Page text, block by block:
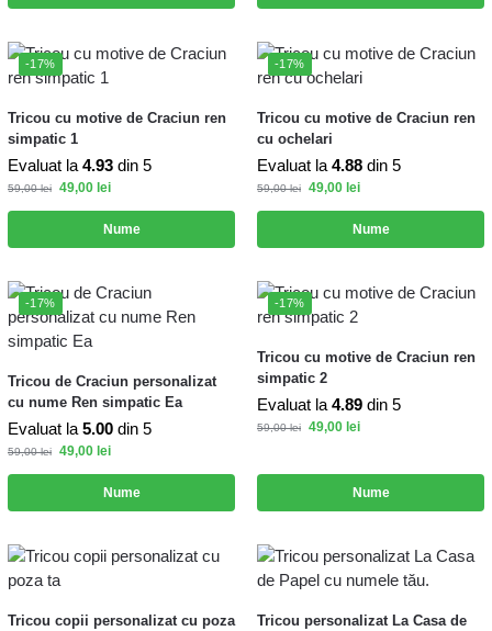
-17%
Tricou cu motive de Craciun ren
simpatic 1
Evaluat la 4.93 din 5
59,00lei 49,00 lei
Nume
-17%
Tricou cu motive de Craciun ren
cu ochelari
Evaluat la 4.88 din 5
59,00lei 49,00 lei
Nume
-17%
Tricou de Craciun personalizat
cu nume Ren simpatic Ea
Evaluat la 5.00 din 5
59,00lei 49,00 lei
Nume
-17%
Tricou cu motive de Craciun ren
simpatic 2
Evaluat la 4.89 din 5
59,00lei 49,00 lei
Nume
Tricou copii personalizat cu poza
Tricou personalizat La Casa de